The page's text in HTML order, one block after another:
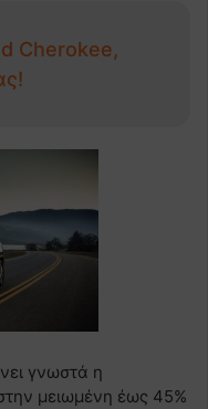
Cherokee,
γνωστά η
μειωμένη έως 45%